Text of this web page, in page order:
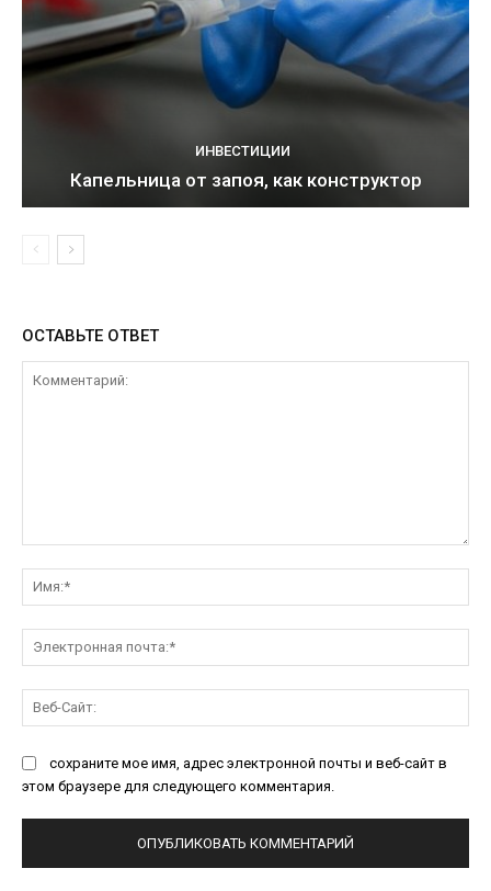
ИНВЕСТИЦИИ
Капельница от запоя, как конструктор
ОСТАВЬТЕ ОТВЕТ
сохраните мое имя, адрес электронной почты и веб-сайт в
этом браузере для следующего комментария.